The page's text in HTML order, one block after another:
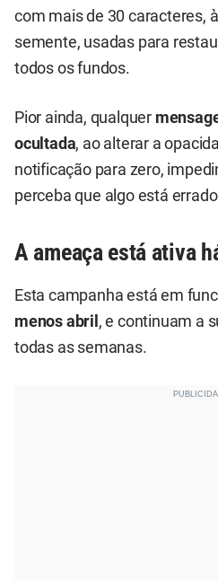
com mais de 30 caracteres,
semente, usadas para
todos os fundos.
Pior ainda, qualquer
ocultada, ao alterar a
notificação para zero,
perceba que algo está
A ameaça está ativa
Esta campanha está em
menos abril , e continuam a
todas as semanas.